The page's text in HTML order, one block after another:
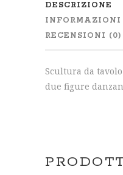
DESCRIZIONE
RECENSIONI (0)
Scultura da
due figure